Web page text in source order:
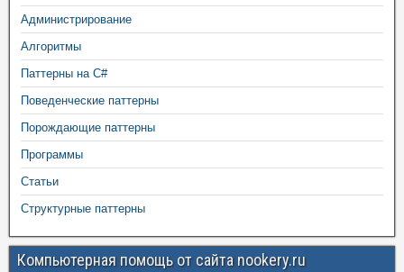
Администрирование
Алгоритмы
Паттерны на C#
Поведенческие паттерны
Порождающие паттерны
Программы
Статьи
Структурные паттерны
Компьютерная помощь от сайта nookery.ru